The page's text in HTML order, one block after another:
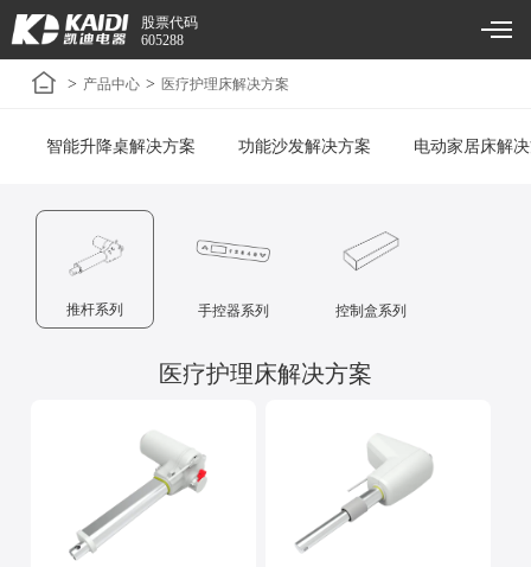
股票代码
605288
> 产品中心 > 医疗护理床解决方案
智能升降桌解决方案 功能沙发解决方案 电动家居床解
推杆系列 手控器系列 控制盒系列
医疗护理床解决方案